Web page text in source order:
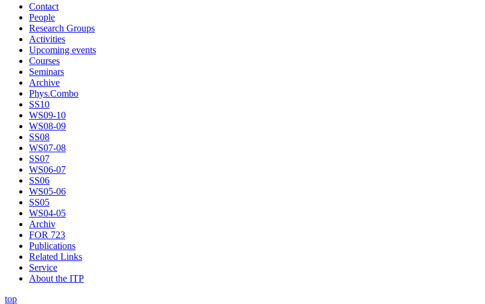
Contact
People
Research Groups
Activities
Upcoming events
Courses
Seminars
Archive
Phys.Combo
SS10
WS09-10
WS08-09
SS08
WS07-08
SS07
WS06-07
SS06
WS05-06
SS05
WS04-05
Archiv
FOR 723
Publications
Related Links
Service
About the ITP
top